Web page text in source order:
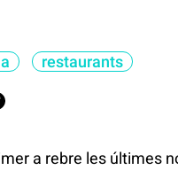
restaurants
a rebre les últimes